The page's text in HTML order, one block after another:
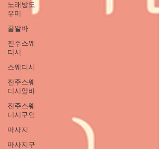
노래방도
우미
꿀알바
진주스웨
디시
스웨디시
진주스웨
디시알바
진주스웨
디시구인
마사지
마사지구